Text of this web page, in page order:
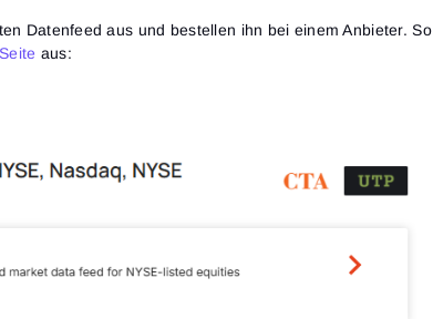
Datenfeed aus und bestellen ihn bei einem Anbieter. So
aus:
Adresse zurücksetzen
deine E-Mail-Adresse ein, und wir schicken dir einen